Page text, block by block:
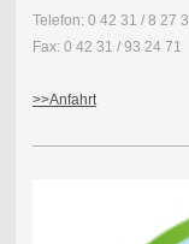
Telefon: 0 42 31 / 8 27
Fax: 0 42 31 / 93 24 71
>>Anfahrt